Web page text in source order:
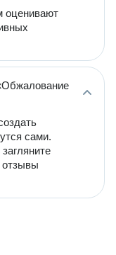
оценивают
сами.